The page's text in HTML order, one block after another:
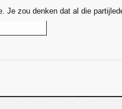
Je zou denken dat al die